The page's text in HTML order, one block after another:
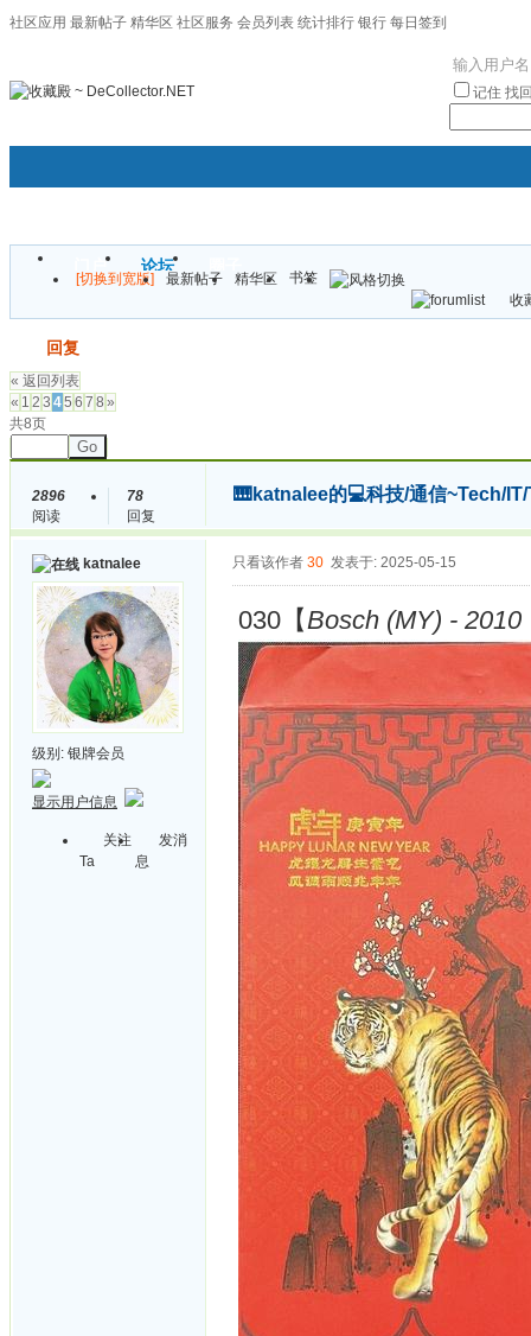
社区应用 最新帖子 精华区 社区服务 会员列表 统计排行 银行 每日签到
记住 找
门户 论坛
[切换到宽版] 最新帖子 精华区
书签
收
回复
« 返回列表
« 1 2 3 45 6 7 8 »
共8页
Go
2896
阅读
78
回复
🎹katnalee的💻科技/通信~Tech/
katnalee
级别: 银牌会员
显示用户信息
关注
Ta
发消
息
只看该作者 30 发表于: 2025-05-15
030【Bosch (MY) - 2010